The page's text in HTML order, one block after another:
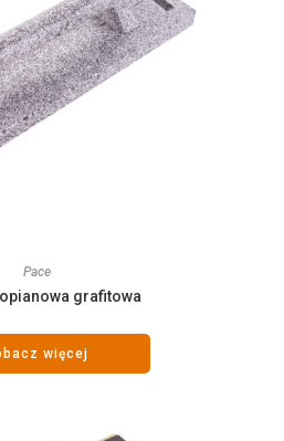
Pace
grafitowa
więcej